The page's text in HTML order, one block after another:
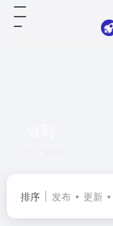
排序 发布 更新